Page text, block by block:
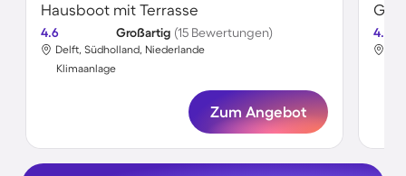
Hausboot mit Terrasse
4.6 Großartig (15 Bewertungen)
Delft, Südholland, Niederlande
Klimaanlage
Zum Angebot
4.5